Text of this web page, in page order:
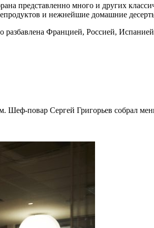
представленно много и других
и нежнейшие домашние
разбавлена Францией, Россией,
Шеф-повар Сергей Григорьев собрал